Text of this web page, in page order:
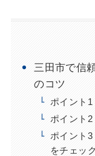
三田市で信
のコツ
ポイント
ポイント
ポイント3
をチェッ